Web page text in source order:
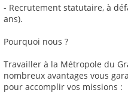
- Recrutement statutaire, à
ans).
Pourquoi nous ?
Travailler à la Métropole du
nombreux avantages vous
pour accomplir vos missions :